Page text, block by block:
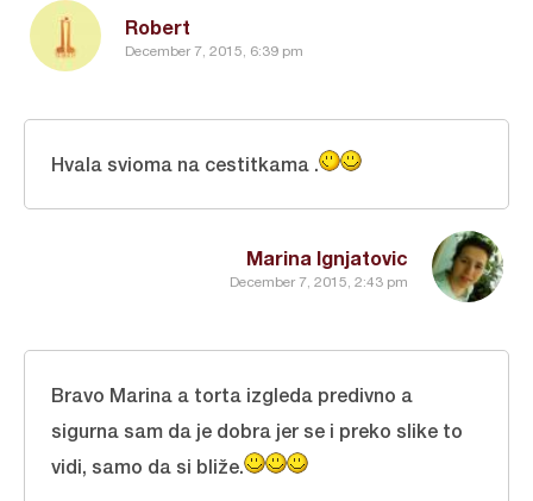
Robert
December 7, 2015, 6:39 pm
Marina Ignjatovic
December 7, 2015, 2:43 pm
Hvala svioma na cestitkama .
Bravo Marina a torta izgleda predivno a
sigurna sam da je dobra jer se i preko slike to
vidi, samo da si bliže.